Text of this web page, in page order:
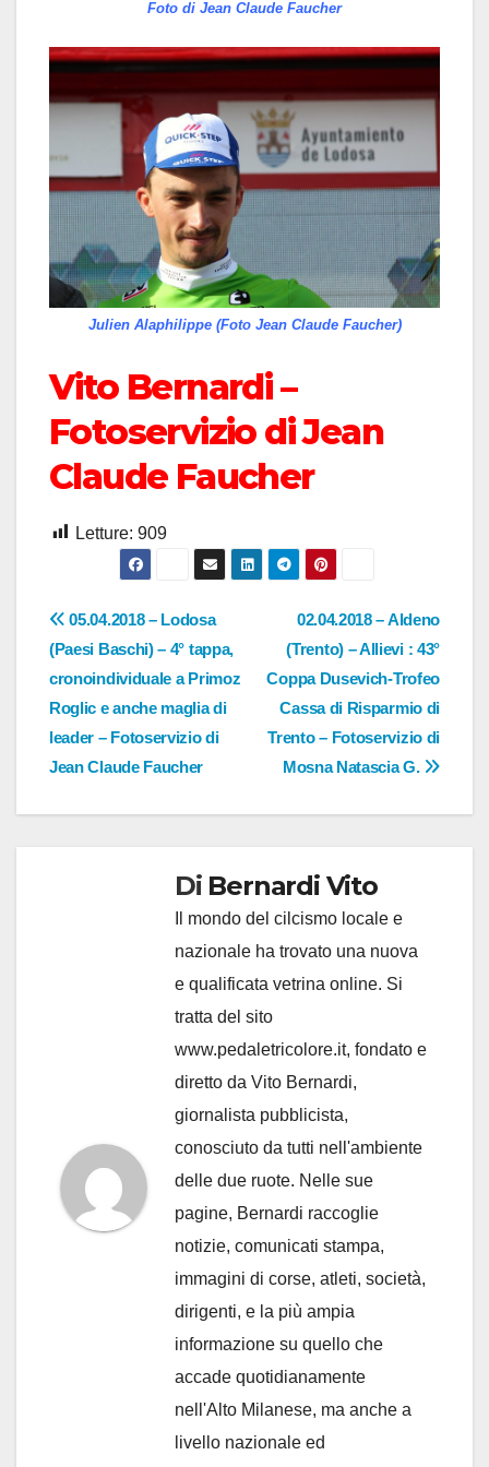
Foto di Jean Claude Faucher
Julien Alaphilippe (Foto Jean Claude Faucher)
Vito Bernardi –
Fotoservizio di Jean
Claude Faucher
Letture: 909
Navigazione
articoli
02.04.2018 – Aldeno
(Trento) – Allievi : 43°
Coppa Dusevich-Trofeo
Cassa di Risparmio di
Trento – Fotoservizio di
Mosna Natascia G.
05.04.2018 – Lodosa
(Paesi Baschi) – 4° tappa,
cronoindividuale a Primoz
Roglic e anche maglia di
leader – Fotoservizio di
Jean Claude Faucher
Di Bernardi Vito
Il mondo del cilcismo locale e
nazionale ha trovato una nuova
e qualificata vetrina online. Si
tratta del sito
www.pedaletricolore.it, fondato e
diretto da Vito Bernardi,
giornalista pubblicista,
conosciuto da tutti nell'ambiente
delle due ruote. Nelle sue
pagine, Bernardi raccoglie
notizie, comunicati stampa,
immagini di corse, atleti, società,
dirigenti, e la più ampia
informazione su quello che
accade quotidianamente
nell'Alto Milanese, ma anche a
livello nazionale ed